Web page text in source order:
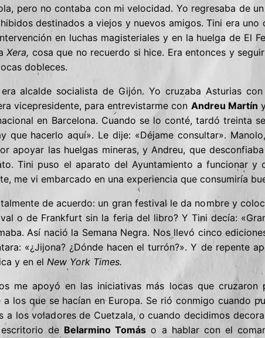
pero no contaba con mi velocidad. Yo regresaba de
destinados a viejos y nuevos amigos. Tini era
en luchas magisteriales y en la huelga de El
Xera, cosa que no recuerdo si hice. Era entonces y
dobleces.
alcalde socialista de Gijón. Yo cruzaba Asturias
vicepresidente, para entrevistarme con Andreu Martín
en Barcelona. Cuando se lo conté, tardó treinta
que hacerlo aquí». Le dije: «Déjame consultar».
apoyar las huelgas mineras, y Andreu, que
Tini puso el aparato del Ayuntamiento a funcionar y
me vi embarcado en una experiencia que consumiría
de acuerdo: un gran festival le da nombre y
o de Frankfurt sin la feria del libro? Y Tini decía:
Así nació la Semana Negra. Nos llevó cinco
«¿Jijona? ¿Dónde hacen el turrón?». Y de repente
y en el New York Times.
me apoyó en las iniciativas más locas que
los que se hacían en Europa. Se rió conmigo cuando
a los voladores de Cuetzala, o cuando decidimos
de Belarmino Tomás o a hablar con el